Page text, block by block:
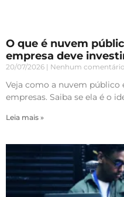
O que é nuvem
empresa deve
20/07/2026 Nenhum comentário
Veja como a nuvem público
empresas. Saiba se ela é o
Leia mais »